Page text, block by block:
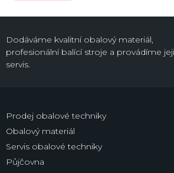
Dodáváme kvalitní obalový materiál,
profesionální balící stroje a provádíme
servis.
Prodej obalové techniky
Obalový materiál
Servis obalové techniky
Půjčovna